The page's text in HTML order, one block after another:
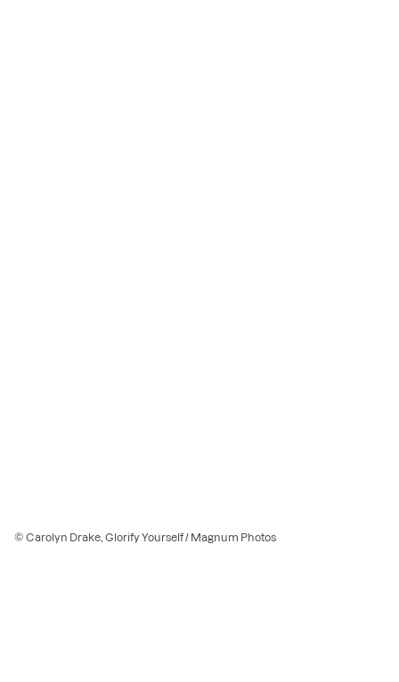
© Carolyn Drake, Glorify Yourself / Magnum Photos